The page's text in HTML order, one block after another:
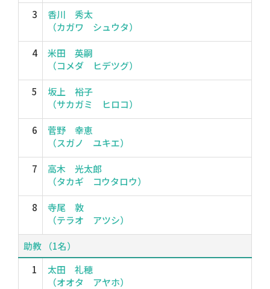
3
香川 秀太
（カガワ シュウタ）
4
米田 英嗣
（コメダ ヒデツグ）
5
坂上 裕子
（サカガミ ヒロコ）
6
菅野 幸恵
（スガノ ユキエ）
7
高木 光太郎
（タカギ コウタロウ）
8
寺尾 敦
（テラオ アツシ）
助教 （1名）
1
太田 礼穂
（オオタ アヤホ）